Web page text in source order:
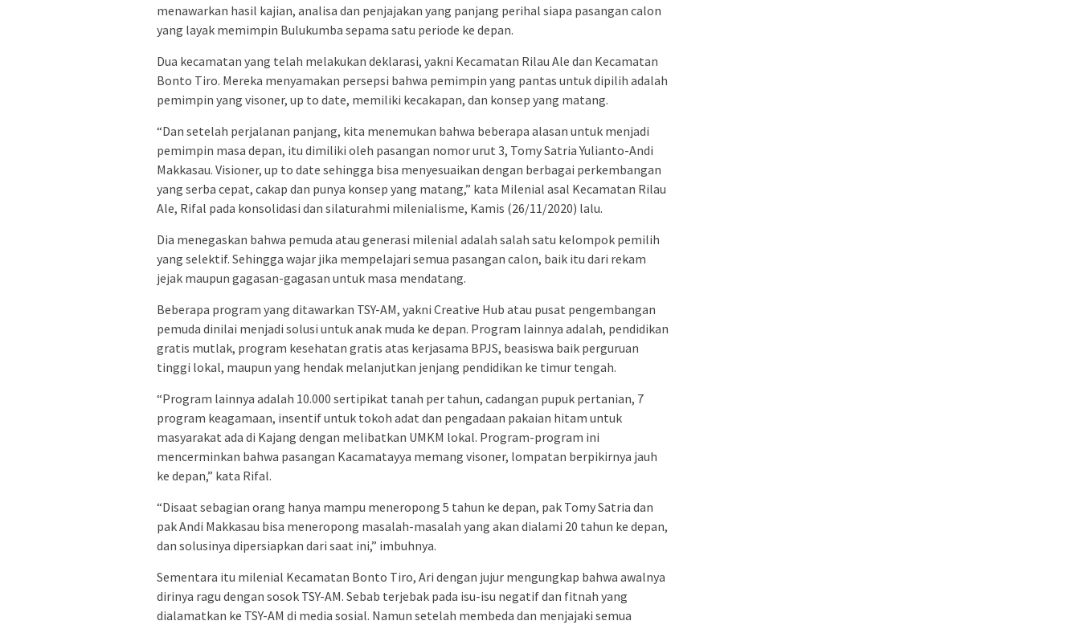
menawarkan hasil kajian, analisa dan penjajakan yang panjang perihal siapa pasangan calon
yang layak memimpin Bulukumba sepama satu periode ke depan.
Dua kecamatan yang telah melakukan deklarasi, yakni Kecamatan Rilau Ale dan Kecamatan
Bonto Tiro. Mereka menyamakan persepsi bahwa pemimpin yang pantas untuk dipilih adalah
pemimpin yang visoner, up to date, memiliki kecakapan, dan konsep yang matang.
“Dan setelah perjalanan panjang, kita menemukan bahwa beberapa alasan untuk menjadi
pemimpin masa depan, itu dimiliki oleh pasangan nomor urut 3, Tomy Satria Yulianto-Andi
Makkasau. Visioner, up to date sehingga bisa menyesuaikan dengan berbagai perkembangan
yang serba cepat, cakap dan punya konsep yang matang,” kata Milenial asal Kecamatan Rilau
Ale, Rifal pada konsolidasi dan silaturahmi milenialisme, Kamis (26/11/2020) lalu.
Dia menegaskan bahwa pemuda atau generasi milenial adalah salah satu kelompok pemilih
yang selektif. Sehingga wajar jika mempelajari semua pasangan calon, baik itu dari rekam
jejak maupun gagasan-gagasan untuk masa mendatang.
Beberapa program yang ditawarkan TSY-AM, yakni Creative Hub atau pusat pengembangan
pemuda dinilai menjadi solusi untuk anak muda ke depan. Program lainnya adalah, pendidikan
gratis mutlak, program kesehatan gratis atas kerjasama BPJS, beasiswa baik perguruan
tinggi lokal, maupun yang hendak melanjutkan jenjang pendidikan ke timur tengah.
“Program lainnya adalah 10.000 sertipikat tanah per tahun, cadangan pupuk pertanian, 7
program keagamaan, insentif untuk tokoh adat dan pengadaan pakaian hitam untuk
masyarakat ada di Kajang dengan melibatkan UMKM lokal. Program-program ini
mencerminkan bahwa pasangan Kacamatayya memang visoner, lompatan berpikirnya jauh
ke depan,” kata Rifal.
“Disaat sebagian orang hanya mampu meneropong 5 tahun ke depan, pak Tomy Satria dan
pak Andi Makkasau bisa meneropong masalah-masalah yang akan dialami 20 tahun ke depan,
dan solusinya dipersiapkan dari saat ini,” imbuhnya.
Sementara itu milenial Kecamatan Bonto Tiro, Ari dengan jujur mengungkap bahwa awalnya
dirinya ragu dengan sosok TSY-AM. Sebab terjebak pada isu-isu negatif dan fitnah yang
dialamatkan ke TSY-AM di media sosial. Namun setelah membeda dan menjajaki semua